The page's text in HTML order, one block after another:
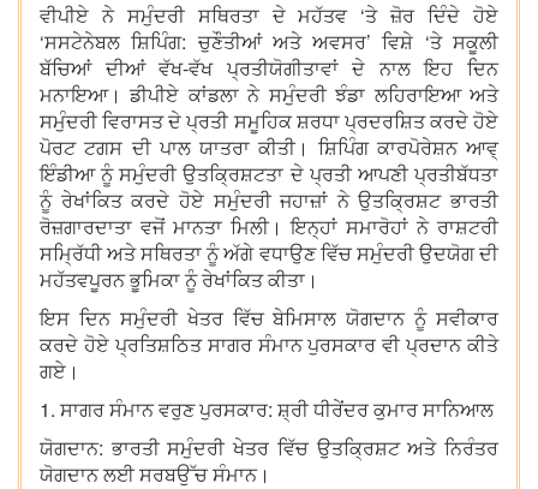
ਵੀਪੀਏ ਨੇ ਸਮੁੰਦਰੀ ਸਥਿਰਤਾ ਦੇ ਮਹੱਤਵ ‘ਤੇ ਜ਼ੋਰ ਦਿੰਦੇ ਹੋਏ
‘ਸਸਟੇਨੇਬਲ ਸ਼ਿਪਿੰਗ: ਚੁਣੌਤੀਆਂ ਅਤੇ ਅਵਸਰ’ ਵਿਸ਼ੇ ‘ਤੇ ਸਕੂਲੀ
ਬੱਚਿਆਂ ਦੀਆਂ ਵੱਖ-ਵੱਖ ਪ੍ਰਤੀਯੋਗੀਤਾਵਾਂ ਦੇ ਨਾਲ ਇਹ ਦਿਨ
ਮਨਾਇਆ। ਡੀਪੀਏ ਕਾਂਡਲਾ ਨੇ ਸਮੁੰਦਰੀ ਝੰਡਾ ਲਹਿਰਾਇਆ ਅਤੇ
ਸਮੁੰਦਰੀ ਵਿਰਾਸਤ ਦੇ ਪ੍ਰਤੀ ਸਮੂਹਿਕ ਸ਼ਰਧਾ ਪ੍ਰਦਰਸ਼ਿਤ ਕਰਦੇ ਹੋਏ
ਪੋਰਟ ਟਗਸ ਦੀ ਪਾਲ ਯਾਤਰਾ ਕੀਤੀ। ਸ਼ਿਪਿੰਗ ਕਾਰਪੋਰੇਸ਼ਨ ਆਵ੍
ਇੰਡੀਆ ਨੂੰ ਸਮੁੰਦਰੀ ਉਤਕ੍ਰਿਸ਼ਟਤਾ ਦੇ ਪ੍ਰਤੀ ਆਪਣੀ ਪ੍ਰਤੀਬੱਧਤਾ
ਨੂੰ ਰੇਖਾਂਕਿਤ ਕਰਦੇ ਹੋਏ ਸਮੁੰਦਰੀ ਜਹਾਜ਼ਾਂ ਨੇ ਉਤਕ੍ਰਿਸ਼ਟ ਭਾਰਤੀ
ਰੋਜ਼ਗਾਰਦਾਤਾ ਵਜੋਂ ਮਾਨਤਾ ਮਿਲੀ। ਇਨ੍ਹਾਂ ਸਮਾਰੋਹਾਂ ਨੇ ਰਾਸ਼ਟਰੀ
ਸਮ੍ਰਿੱਧੀ ਅਤੇ ਸਥਿਰਤਾ ਨੂੰ ਅੱਗੇ ਵਧਾਉਣ ਵਿੱਚ ਸਮੁੰਦਰੀ ਉਦਯੋਗ ਦੀ
ਮਹੱਤਵਪੂਰਨ ਭੂਮਿਕਾ ਨੂੰ ਰੇਖਾਂਕਿਤ ਕੀਤਾ।
ਇਸ ਦਿਨ ਸਮੁੰਦਰੀ ਖੇਤਰ ਵਿੱਚ ਬੇਮਿਸਾਲ ਯੋਗਦਾਨ ਨੂੰ ਸਵੀਕਾਰ
ਕਰਦੇ ਹੋਏ ਪ੍ਰਤਿਸ਼ਠਿਤ ਸਾਗਰ ਸੰਮਾਨ ਪੁਰਸਕਾਰ ਵੀ ਪ੍ਰਦਾਨ ਕੀਤੇ
ਗਏ।
1. ਸਾਗਰ ਸੰਮਾਨ ਵਰੁਣ ਪੁਰਸਕਾਰ: ਸ਼੍ਰੀ ਧੀਰੇਂਦਰ ਕੁਮਾਰ ਸਾਨਿਆਲ
ਯੋਗਦਾਨ: ਭਾਰਤੀ ਸਮੁੰਦਰੀ ਖੇਤਰ ਵਿੱਚ ਉਤਕ੍ਰਿਸ਼ਟ ਅਤੇ ਨਿਰੰਤਰ
ਯੋਗਦਾਨ ਲਈ ਸਰਬਉੱਚ ਸੰਮਾਨ।